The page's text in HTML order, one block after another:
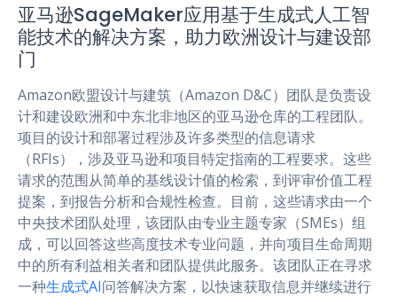
r
e
e
b
o
t
t
e
i
l
e
g
r
t
s
A
s
e
n
a
o
e
亚马逊SageMaker应用基于生成式人工智
能技术的解决方案，助力欧洲设计与建设部
门
Amazon欧盟设计与建筑（Amazon D&C）团队是负责设
计和建设欧洲和中东北非地区的亚马逊仓库的工程团队。
项目的设计和部署过程涉及许多类型的信息请求
（RFIs），涉及亚马逊和项目特定指南的工程要求。这些
请求的范围从简单的基线设计值的检索，到评审价值工程
提案，到报告分析和合规性检查。目前，这些请求由一个
中央技术团队处理，该团队由专业主题专家（SMEs）组
成，可以回答这些高度技术专业问题，并向项目生命周期
中的所有利益相关者和团队提供此服务。该团队正在寻求
一种生成式AI问答解决方案，以快速获取信息并继续进行